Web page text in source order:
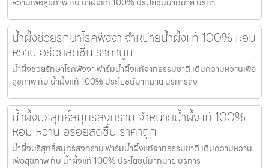
น้ำผึ้งช่วยรักษาโรคพังงา จำหน่ายน้ำผึ้งแท้ 100% หอม
หวาน อร่อยสดชื่น ราคาถูก
น้ำผึ้งช่วยรักษาโรคพังงา ฟาร์มน้ำผึ้งแท้จากธรรมชาติ เติมความหวานเพื่อ
สุขภาพ กับ น้ำผึ้งแท้ 100% ประโยชน์มากมาย บริการส่ง
น้ำผึ้งบริสุทธิ์สมุทรสงคราม จำหน่ายน้ำผึ้งแท้ 100%
หอม หวาน อร่อยสดชื่น ราคาถูก
น้ำผึ้งบริสุทธิ์สมุทรสงคราม ฟาร์มน้ำผึ้งแท้จากธรรมชาติ เติมความหวาน
เพื่อสุขภาพ กับ น้ำผึ้งแท้ 100% ประโยชน์มากมาย บริการ